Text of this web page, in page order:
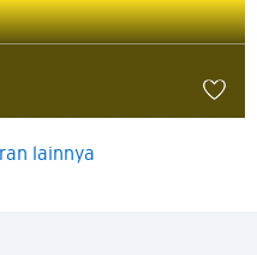
lainnya